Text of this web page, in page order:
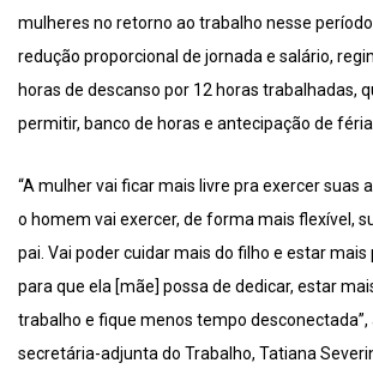
mulheres no retorno ao trabalho nesse
redução proporcional de jornada e salário,
horas de descanso por 12 horas trabalhadas,
permitir, banco de horas e antecipação de
“A mulher vai ficar mais livre pra exercer suas
o homem vai exercer, de forma mais flexível,
pai. Vai poder cuidar mais do filho e estar
para que ela [mãe] possa de dedicar, estar
trabalho e fique menos tempo
secretária-adjunta do Trabalho, Tatiana